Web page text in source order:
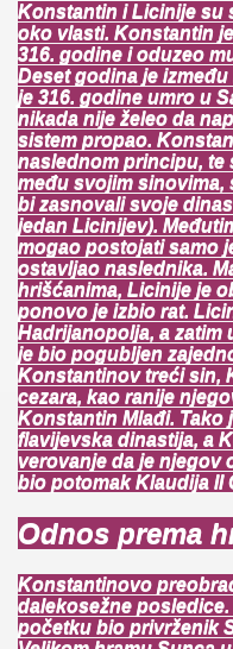
Konstantin i Licinije su
oko vlasti. Konstantin
316. godine i oduzeo
Deset godina je
je 316. godine umro u
nikada nije želeo da
sistem propao.
naslednom principu, te
među svojim sinovima,
bi zasnovali svoje
jedan Licinijev).
mogao postojati samo
ostavljao naslednika.
hrišćanima, Licinije je
ponovo je izbio rat.
Hadrijanopolja, a zatim
je bio pogubljen
Konstantinov treći sin,
cezara, kao ranije
Konstantin Mlađi. Tako
flavijevska dinastija, a
verovanje da je njegov
bio potomak Klaudija II
Odnos prema
Konstantinovo
dalekosežne
početku bio privrženik